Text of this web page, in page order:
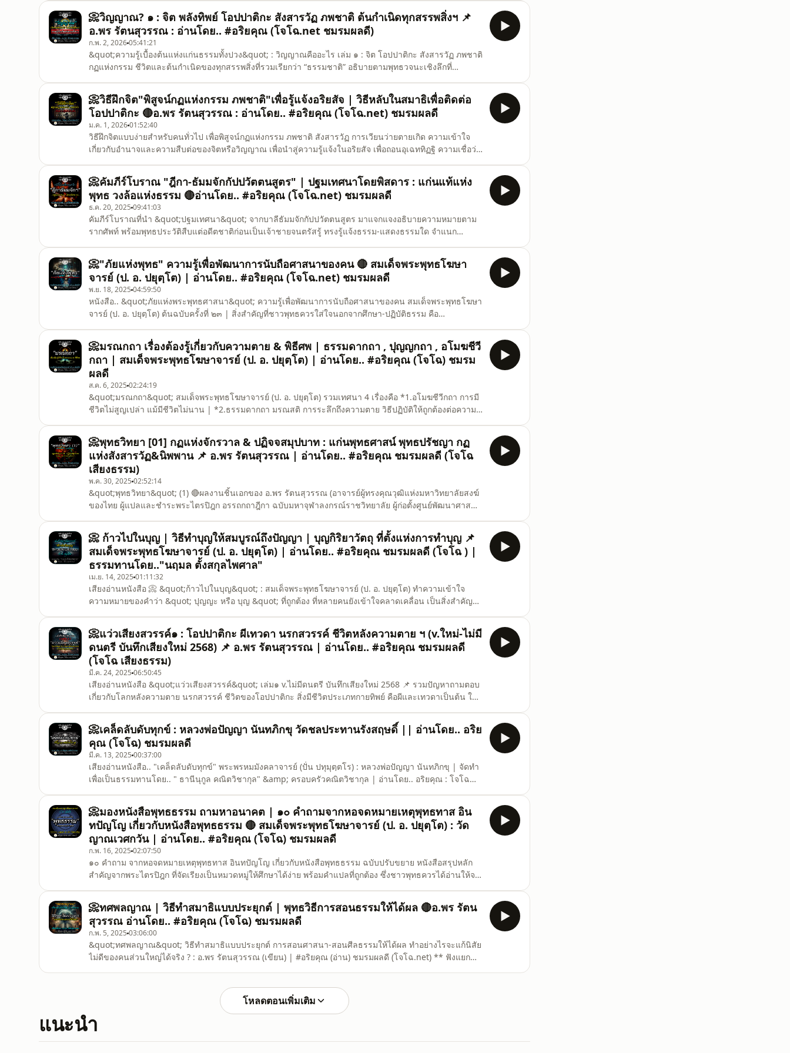
ต่างกันอย่างไร ทำไมเรื่องเดียวกันสอนแต่ละคนแต่ละกลุ่มอาจแตกต่างกัน หรือมีระดับในการปฏิบัติต่
📀วิญญาณ? ๑ : จิต พลังทิพย์ โอปปาติกะ สังสารวัฏ ภพชาติ ต้นกำเนิดทุกสรรพสิ่งฯ 📌
อ.พร รัตนสุวรรณ : อ่านโดย.. #อริยคุณ (โจโฉ.net ชมรมผลดี)
ก.พ. 2, 202605:41:21
&quot;ความรู้เบื้องต้นแห่งแก่นธรรมทั้งปวง&quot; : วิญญาณคืออะไร เล่ม ๑ : จิต โอปปาติกะ สังสารวัฏ ภพชาติ
กฏแห่งกรรม ชีวิตและต้นกำเนิดของทุกสรรพสิ่งที่รวมเรียกว่า “ธรรมชาติ” อธิบายตามพุทธวจนะเชิงลึกที่
จุฬาฯ) ** ฟังแยกตอนโปรดดูที่ การเข้าใจเรื่อง “วิญญาณ” อย่างครบถ้วน จนเห็นถึงพลังงานนามธรรมที่แฝงอยู่ใน
ทุกสรร
📀วิธีฝึกจิต"พิสูจน์กฏแห่งกรรม ภพชาติ"เพื่อรู้แจ้งอริยสัจ | วิธีหลับในสมาธิเพื่อติดต่อ
โอปปาติกะ 🔴อ.พร รัตนสุวรรณ : อ่านโดย.. #อริยคุณ (โจโฉ.net) ชมรมผลดี
ม.ค. 1, 202601:52:40
วิธีฝึกจิตแบบง่ายสำหรับคนทั่วไป เพื่อพิสูจน์กฏแห่งกรรม ภพชาติ สังสารวัฏ การเวียนว่ายตายเกิด ความเข้าใจ
เกี่ยวกับอำนาจและความสืบต่อของจิตหรือวิญญาณ เพื่อนำสู่ความรู้แจ้งในอริยสัจ เพื่อถอนอุเฉททิฏฐิ ความเชื่อว่า
กรรม รวมวิธีขั้นตอนการฝึกเพื่อผลทั้งในการเข้าถึงธรรม และเพื่อสุขภาพที่ดี ช่วยแก้โรคเครียด โรคนอนไ
📀คัมภีร์โบราณ "ฎีกา-ธัมมจักกัปปวัตตนสูตร" | ปฐมเทศนาโดยพิสดาร : แก่นแท้แห่ง
พุทธ วงล้อแห่งธรรม 🔴อ่านโดย.. #อริยคุณ (โจโฉ.net) ชมรมผลดี
ธ.ค. 20, 2025 09:41:03
คัมภีร์โบราณที่นำ &quot;ปฐมเทศนา&quot; จากบาลีธัมมจักกัปปวัตตนสูตร มาแจกแจงอธิบายความหมายตาม
รากศัพท์ พร้อมพุทธประวัติสืบแต่อดีตชาติก่อนเป็นเจ้าชายจนตรัสรู้ ทรงรู้แจ้งธรรม-แสดงธรรมใด จำแนก
ธรรม&quot; อันเป็นส่วนประกอบหลักที่รวมเป็นธรรมจักร คือวงล้อแห่งธรรมที่จะนำพาหมู่สัตว์ให้พ้นจาก
สังสารวัฏได้อย่างแท้จริง ค
📀"ภัยแห่งพุทธ" ความรู้เพื่อพัฒนาการนับถือศาสนาของคน 🔴 สมเด็จพระพุทธโฆษา
จารย์ (ป. อ. ปยุตฺโต) | อ่านโดย.. #อริยคุณ (โจโฉ.net) ชมรมผลดี
พ.ย. 18, 2025 04:59:50
หนังสือ.. &quot;ภัยแห่งพระพุทธศาสนา&quot; ความรู้เพื่อพัฒนาการนับถือศาสนาของคน สมเด็จพระพุทธโฆษา
จารย์ (ป. อ. ปยุตฺโต) ต้นฉบับครั้งที่ ๒๓ | สิ่งสำคัญที่ชาวพุทธควรใส่ใจนอกจากศึกษา-ปฏิบัติธรรม คือ
ชาติหน้า ตามหลักว่า &quot;ผู้ให้ปัญญา ย่อมได้ปัญญา&quot; เป็นการสงเคราะห์คนรุ่นหลังให้ได้เจอทางพ้น
📀มรณกถา เรื่องต้องรู้เกี่ยวกับความตาย & พิธีศพ | ธรรมดากถา , ปุญญกถา , อโมฆชีวี
กถา | สมเด็จพระพุทธโฆษาจารย์ (ป. อ. ปยุตฺโต) | อ่านโดย.. #อริยคุณ (โจโฉ) ชมรม
ผลดี
ส.ค. 6, 2025 02:24:19
&quot;มรณกถา&quot; สมเด็จพระพุทธโฆษาจารย์ (ป. อ. ปยุตฺโต) รวมเทศนา 4 เรื่องคือ *1.อโมฆชีวีกถา การมี
ชีวิตไม่สูญเปล่า แม้มีชีวิตไม่นาน | *2.ธรรมดากถา มรณสติ การระลึกถึงความตาย วิธีปฏิบัติให้ถูกต้องต่อความ
งานศพ | *4.ปัญหาถามตอบ &quot;เรื่องน่ารู้เกี่ยวกับพิธีศพ&quot; ที่ชาวพุทธทุกคนควรเข้าใจและนำไปปรับ
📀พุทธวิทยา [01] กฏแห่งจักรวาล & ปฏิจจสมุปบาท : แก่นพุทธศาสน์ พุทธปรัชญา กฏ
แห่งสังสารวัฏ&นิพพาน 📌 อ.พร รัตนสุวรรณ | อ่านโดย.. #อริยคุณ ชมรมผลดี (โจโฉ
เสียงธรรม)
พ.ค. 30, 2025 02:52:14
&quot;พุทธวิทยา&quot; (1) 🔴ผลงานชิ้นเอกของ อ.พร รัตนสุวรรณ (อาจารย์ผู้ทรงคุณวุฒิแห่งมหาวิทยาลัยสงฆ์
ของไทย ผู้แปลและชำระพระไตรปิฎก อรรถกถาฎีกา ฉบับมหาจุฬาลงกรณ์ราชวิทยาลัย ผู้ก่อตั้งศูนย์พัฒนาศาสนา
วิชาการที่อธิบายแก่นคำสอนหรือหัวใจของพระพุทธศาสนา ได้ดีที่สุดเล่มหนึ่ง ที่จะทำให้เข้าใจในพุทธวจน-พระ
ไตรปิฎกได้
📀 ก้าวไปในบุญ | วิธีทำบุญให้สมบูรณ์ถึงปัญญา | บุญกิริยาวัตถุ ที่ตั้งแห่งการทำบุญ 📌
สมเด็จพระพุทธโฆษาจารย์ (ป. อ. ปยุตฺโต) | อ่านโดย.. #อริยคุณ ชมรมผลดี (โจโฉ ) |
ธรรมทานโดย.."นฤมล ตั้งสกุลไพศาล"
เม.ย. 14, 2025 01:11:32
เสียงอ่านหนังสือ 📀 &quot;ก้าวไปในบุญ&quot; : สมเด็จพระพุทธโฆษาจารย์ (ป. อ. ปยุตฺโต) ทำความเข้าใจ
ความหมายของคำว่า &quot; ปุญญะ หรือ บุญ &quot; ที่ถูกต้อง ที่หลายคนยังเข้าใจคลาดเคลื่อน เป็นสิ่งสำคัญที่
ทานอย่างไรจึงจะได้บุญอย่างสมบูรณ์ | การทำบุญให้สมบูรณ์ขึ้นไปถึงปัญญา | หนทางมากมายในการทำบุญ ที่
ไม่ใช่แ
📀แว่วเสียงสวรรค์๑ : โอปปาติกะ ผีเทวดา นรกสวรรค์ ชีวิตหลังความตาย ฯ (v.ใหม่-ไม่มี
ดนตรี บันทึกเสียงใหม่ 2568) 📌 อ.พร รัตนสุวรรณ | อ่านโดย.. #อริยคุณ ชมรมผลดี
(โจโฉ เสียงธรรม)
มี.ค. 24, 2025 06:50:45
เสียงอ่านหนังสือ &quot;แว่วเสียงสวรรค์&quot; เล่ม๑ v.ไม่มีดนตรี บันทึกเสียงใหม่ 2568 📌 รวมปัญหาถามตอบ
เกี่ยวกับโลกหลังความตาย นรกสวรรค์ ชีวิตของโอปปาติกะ สิ่งมีชีวิตประเภทกายทิพย์ คือผีและเทวดาเป็นต้น ใน
ใจในกฏแห่งกรรม และหลักปฏิจจสมุปบาท อันเป็นแก่นแท้แห่งพระพุทธศาสนา ที่จะทำให้เข้าใจความเป็นไปแห่งส
📀เคล็ดลับดับทุกข์ : หลวงพ่อปัญญา นันทภิกขุ วัดชลประทานรังสฤษดิ์ || อ่านโดย.. อริย
คุณ (โจโฉ) ชมรมผลดี
มี.ค. 13, 2025 00:37:00
เสียงอ่านหนังสือ.. "เคล็ดลับดับทุกข์" พระพรหมมังคลาจารย์ (ปั่น ปทุมุตฺตโร) : หลวงพ่อปัญญา นันทภิกขุ | จัดทำ
เพื่อเป็นธรรมทานโดย.. " ธานีนุกูล คณิตวิชากุล" &amp; ครอบครัวคณิตวิชากุล | อ่านโดย.. อริยคุณ : โจโฉ
jozhoth.blogspot.com🔴 การให้ธรรม ชนะการให้ทั้งปวง : ชีวิตคน ๆ หนึ่ง เปลี่ยนไปได้ด้วยธรรม จะสะท้อนก
ลับม
📀มองหนังสือพุทธธรรม ถามหาอนาคต | ๑๐ คำถามจากหอจดหมายเหตุพุทธทาส อิน
ทปัญโญ เกี่ยวกับหนังสือพุทธธรรม 🔴 สมเด็จพระพุทธโฆษาจารย์ (ป. อ. ปยุตฺโต) : วัด
ญาณเวศกวัน | อ่านโดย.. #อริยคุณ (โจโฉ) ชมรมผลดี
ก.พ. 16, 2025 02:07:50
๑๐ คำถาม จากหอจดหมายเหตุพุทธทาส อินทปัญโญ เกี่ยวกับหนังสือพุทธธรรม ฉบับปรับขยาย หนังสือสรุปหลัก
สำคัญจากพระไตรปิฎก ที่จัดเรียงเป็นหมวดหมู่ให้ศึกษาได้ง่าย พร้อมคำแปลที่ถูกต้อง ซึ่งชาวพุทธควรได้อ่านให้จบ
อด การเผยแพร่ ฯลฯ =========🔵เสียงอ่านหนังสือ.. &quot;มองหนังสือพุทธธรรม ถามหาอนาคต&quot; - สม
📀ทศพลญาณ | วิธีทำสมาธิแบบประยุกต์ | พุทธวิธีการสอนธรรมให้ได้ผล 🔴อ.พร รัตน
สุวรรณ อ่านโดย.. #อริยคุณ (โจโฉ) ชมรมผลดี
ก.พ. 5, 2025 03:06:00
&quot;ทศพลญาณ&quot; วิธีทำสมาธิแบบประยุกต์ การสอนศาสนา-สอนศีลธรรมให้ได้ผล ทำอย่างไรจะแก้นิสัย
ไม่ดีของคนส่วนใหญ่ได้จริง ? : อ.พร รัตนสุวรรณ (เขียน) | #อริยคุณ (อ่าน) ชมรมผลดี (โจโฉ.net) ** ฟังแยก
โหลดตอนเพิ่มเติม
แนะนำ